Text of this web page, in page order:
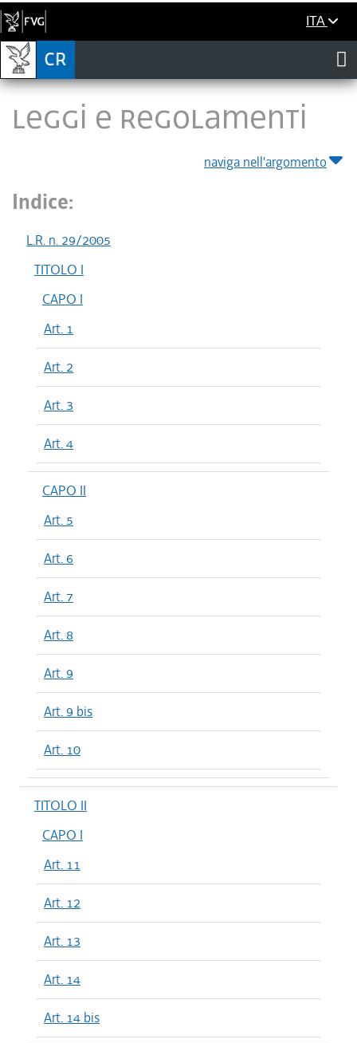
ITA
LEGGI E REGOLAMENTI
naviga nell'argomento
Indice:
L.R. n. 29/2005
TITOLO I
CAPO I
Art. 1
Art. 2
Art. 3
Art. 4
CAPO II
Art. 5
Art. 6
Art. 7
Art. 8
Art. 9
Art. 9 bis
Art. 10
TITOLO II
CAPO I
Art. 11
Art. 12
Art. 13
Art. 14
Art. 14 bis